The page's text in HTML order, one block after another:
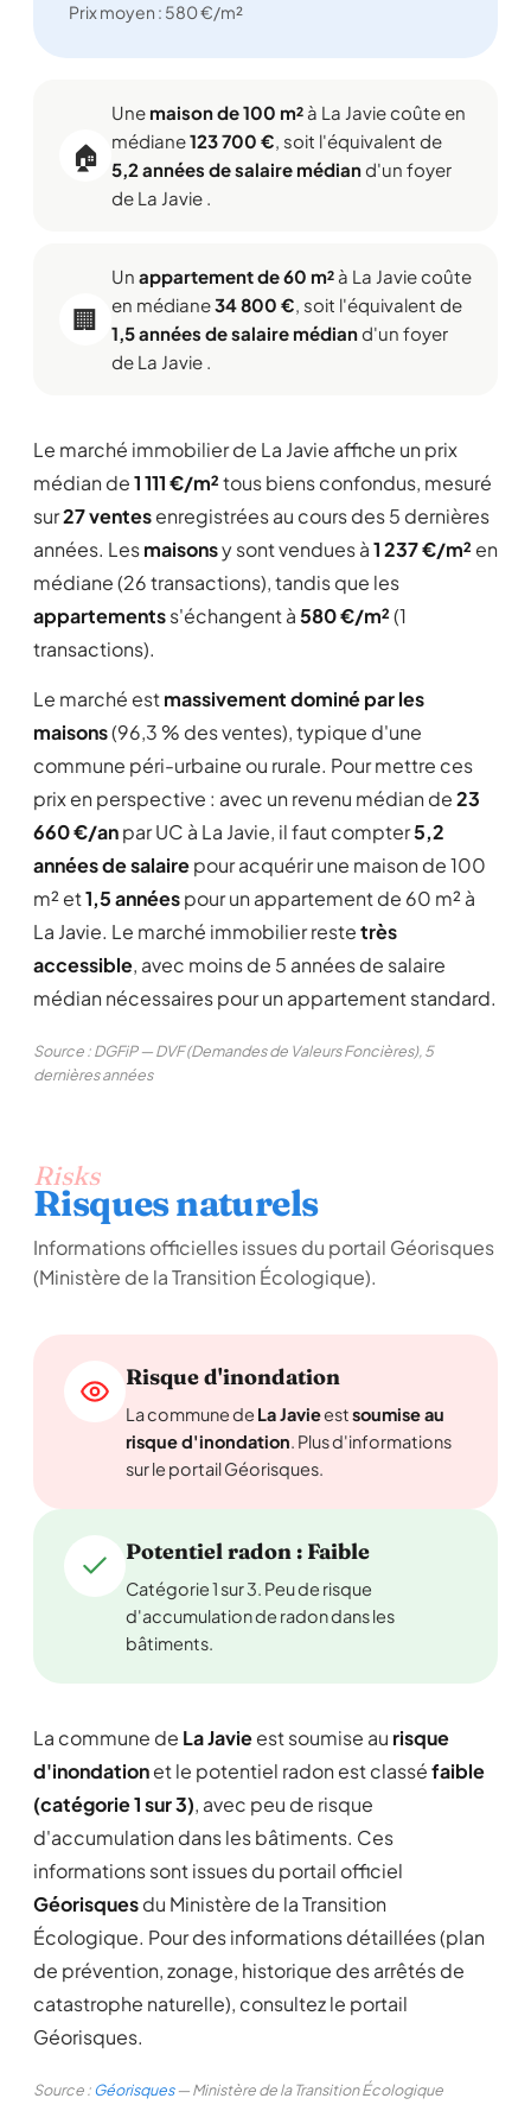
Prix moyen : 580 €/m²
🏠
Une maison de 100 m² à La Javie coûte en
médiane123 700 €, soit l'équivalent de
5,2 années de salaire médiand'un foyer
de La Javie .
🏢
Un appartement de 60 m² à La Javie coûte
en médiane34 800 €, soit l'équivalent de
1,5 années de salaire médiand'un foyer
de La Javie .
Le marché immobilier de La Javie affiche un prix
médian de1 111 €/m²tous biens confondus, mesuré
sur27 ventesenregistrées au cours des 5 dernières
années. Lesmaisonsy sont vendues à1 237 €/m² en
médiane (26 transactions), tandis que les
appartementss'échangent à580 €/m²(1
transactions).
Le marché estmassivement dominé par les
maisons(96,3 % des ventes), typique d'une
commune péri-urbaine ou rurale. Pour mettre ces
prix en perspective : avec un revenu médian de23
660 €/anpar UC à La Javie, il faut compter5,2
années de salairepour acquérir une maison de 100
m² et1,5 annéespour un appartement de 60 m² à
La Javie. Le marché immobilier restetrès
accessible, avec moins de 5 années de salaire
médian nécessaires pour un appartement standard.
Source : DGFiP — DVF (Demandes de Valeurs Foncières), 5
dernières années
Risks
Risques naturels
Informations officielles issues du portail Géorisques
(Ministère de la Transition Écologique).
Risque d'inondation
La commune de La Javieestsoumise au
risque d'inondation. Plus d'informations
sur le portail Géorisques.
Potentiel radon : Faible
Catégorie 1 sur 3. Peu de risque
d'accumulation de radon dans les
bâtiments.
La commune de La Javieest soumise au risque
d'inondationet le potentiel radon est classéfaible
(catégorie 1 sur 3), avec peu de risque
d'accumulation dans les bâtiments. Ces
informations sont issues du portail officiel
Géorisquesdu Ministère de la Transition
Écologique. Pour des informations détaillées (plan
de prévention, zonage, historique des arrêtés de
catastrophe naturelle), consultez le portail
Géorisques.
Source :Géorisques— Ministère de la Transition Écologique